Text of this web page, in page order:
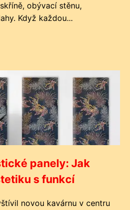
obývací stěnu,
Když každou...
panely: Jak
s funkcí
novou kavárnu v centru